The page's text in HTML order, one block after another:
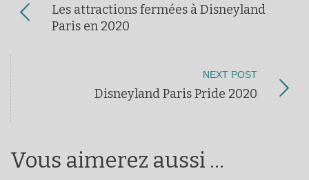
Les attractions fermées à Disneyland
Paris en 2020
NEXT POST
Disneyland Paris Pride 2020
Vous aimerez aussi ...